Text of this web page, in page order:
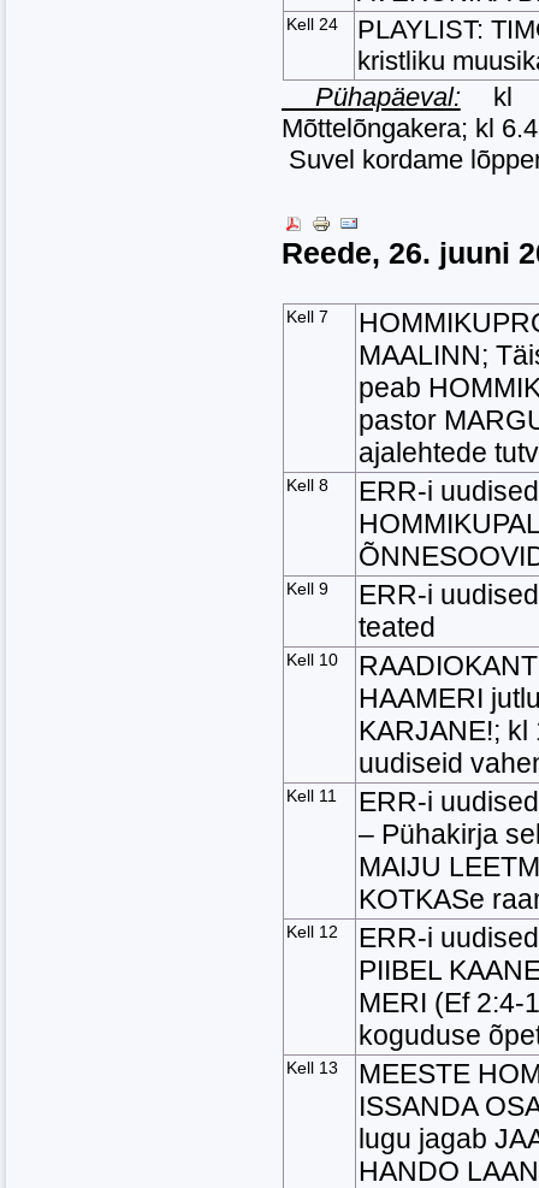
Kell 24
PLAYLIST:
kristliku
Pühapäeval:kl
Mõttelõngakera; kl
Suvel kordame
Reede, 26. juuni
Kell 7
MAALINN;
peab
pastor
ajalehtede
Kell 8
ERR-i
Kell 9
ERR-i
teated
Kell 10
HAAMERI
KARJANE!; kl
uudiseid
Kell 11
ERR-i
– Pühakirja
MAIJU
KOTKASe
Kell 12
ERR-i
PIIBEL
MERI (Ef 2:4-
koguduse
Kell 13
MEESTE
ISSANDA
lugu jagab
HANDO